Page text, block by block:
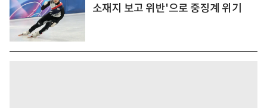
소재지 보고 위반'으로 중징계 위기